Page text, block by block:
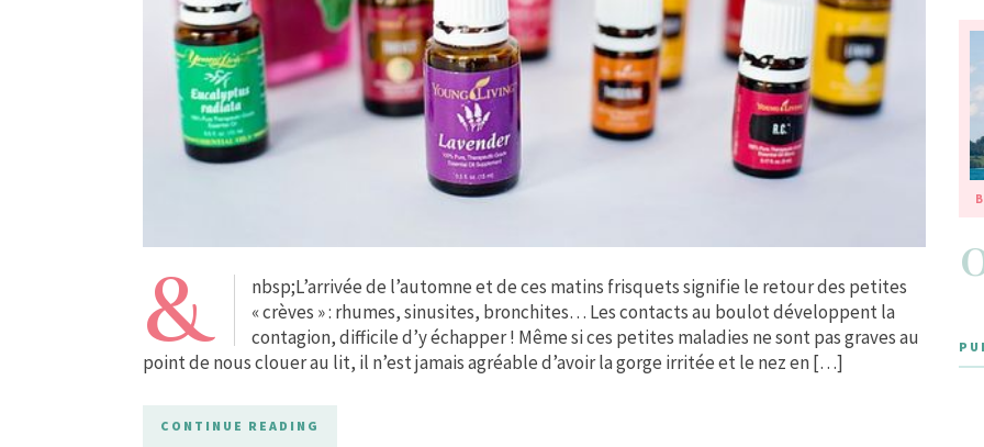
&
nbsp;L’arrivée de l’automne et de ces matins frisquets signifie le retour des petites
« crèves » : rhumes, sinusites, bronchites… Les contacts au boulot développent la
contagion, difficile d’y échapper ! Même si ces petites maladies ne sont pas graves au
point de nous clouer au lit, il n’est jamais agréable d’avoir la gorge irritée et le nez en […]
CONTINUE READING